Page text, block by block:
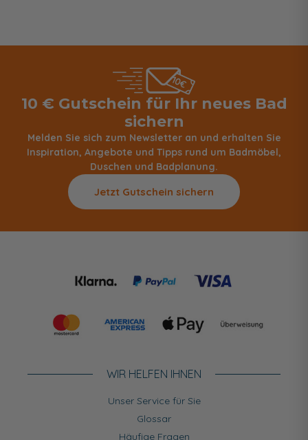
10 € Gutschein für Ihr neues Bad
sichern
Melden Sie sich zum Newsletter an und erhalten Sie
Inspiration, Angebote und Tipps rund um Badmöbel,
Duschen und Badplanung.
Jetzt Gutschein sichern
WIR HELFEN IHNEN
Unser Service für Sie
Glossar
Häufige Fragen